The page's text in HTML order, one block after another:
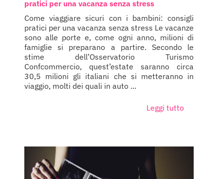
pratici per una vacanza senza stress
Come viaggiare sicuri con i bambini: consigli
pratici per una vacanza senza stress Le vacanze
sono alle porte e, come ogni anno, milioni di
famiglie si preparano a partire. Secondo le
stime dell’Osservatorio Turismo
Confcommercio, quest’estate saranno circa
30,5 milioni gli italiani che si metteranno in
viaggio, molti dei quali in auto ...
Leggi tutto